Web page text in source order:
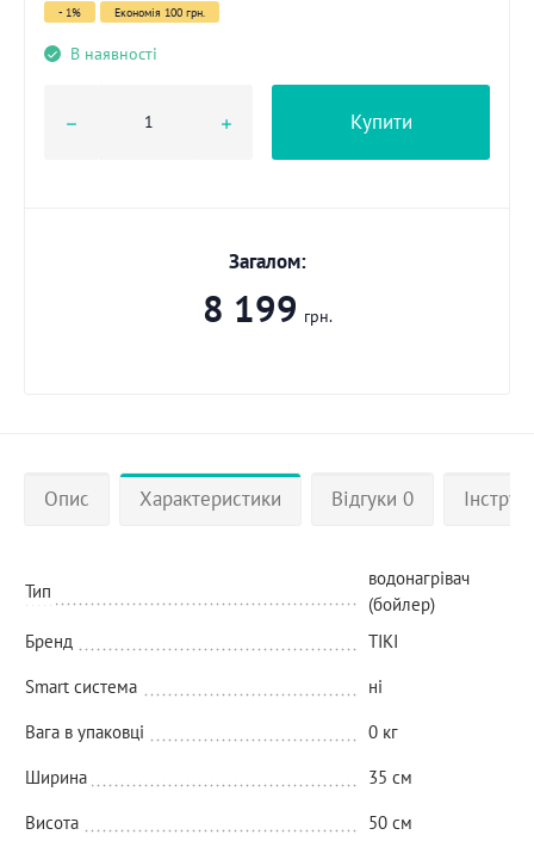
- 1% Економія 100 грн.
В наявності
Купити
Загалом:
8 199 грн.
Опис Характеристики Відгуки 0
Тип
водонагрівач
(бойлер)
Бренд
TIKI
Smart система
ні
Вага в упаковці
0 кг
Ширина
35 см
Висота
50 см